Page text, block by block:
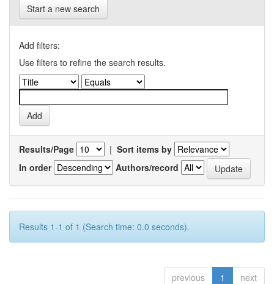
Start a new search
Add filters:
Use filters to refine the search results.
Results/Page | Sort items by
In order
Authors/record
Results 1-1 of 1 (Search time: 0.0 seconds).
previous 1 next